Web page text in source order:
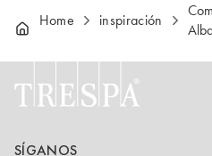
Home inspiración
SÍGANOS